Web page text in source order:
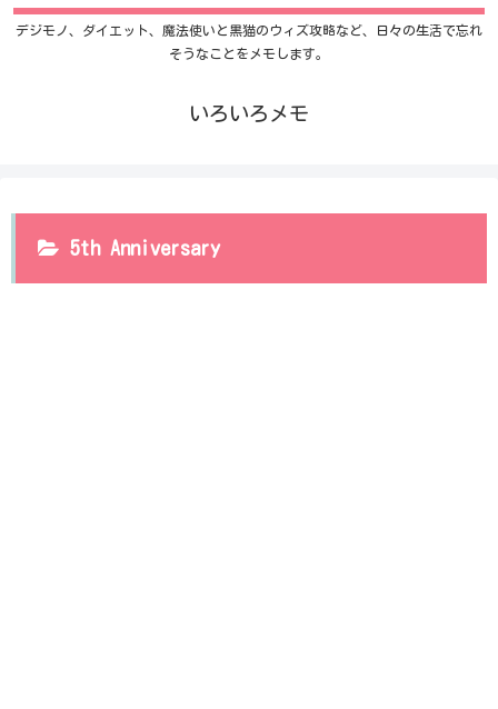
デジモノ、ダイエット、魔法使いと黒猫のウィズ攻略など、日々の生活で忘れ
そうなことをメモします。
いろいろメモ
5th Anniversary